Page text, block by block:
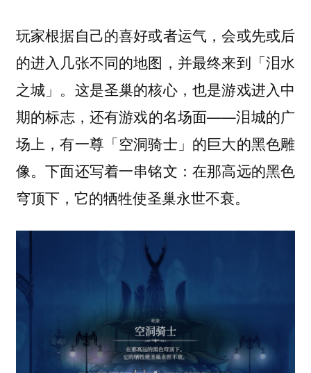
玩家根据自己的喜好或者运气，会或先或后
的进入几张不同的地图，并最终来到「泪水
之城」。这是圣巢的核心，也是游戏进入中
期的标志，还有游戏的名场面——泪城的广
场上，有一尊「空洞骑士」的巨大的黑色雕
像。下面还写着一串铭文：在那高远的黑色
穹顶下，它的牺牲使圣巢永世不衰。